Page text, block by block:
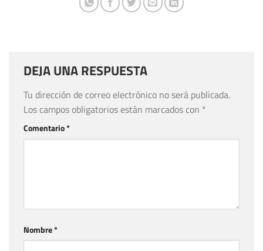
DEJA UNA RESPUESTA
Tu dirección de correo electrónico no será publicada.
Los campos obligatorios están marcados con *
Comentario*
Nombre*